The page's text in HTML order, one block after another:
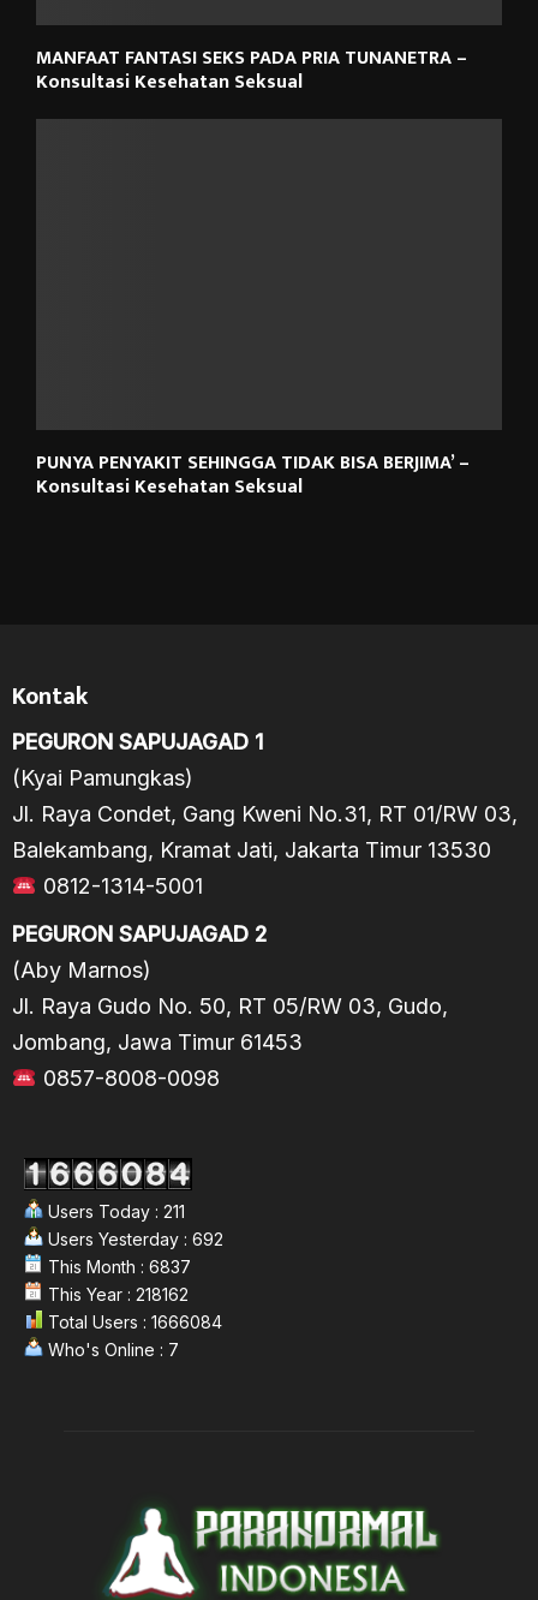
MANFAAT FANTASI SEKS PADA PRIA TUNANETRA –
Konsultasi Kesehatan Seksual
PUNYA PENYAKIT SEHINGGA TIDAK BISA BERJIMA’ –
Konsultasi Kesehatan Seksual
Kontak
PEGURON SAPUJAGAD 1
(Kyai Pamungkas)
Jl. Raya Condet, Gang Kweni No.31, RT 01/RW 03,
Balekambang, Kramat Jati, Jakarta Timur 13530
0812-1314-5001
PEGURON SAPUJAGAD 2
(Aby Marnos)
Jl. Raya Gudo No. 50, RT 05/RW 03, Gudo,
Jombang, Jawa Timur 61453
0857-8008-0098
Users Today : 211
Users Yesterday : 692
This Month : 6837
This Year : 218162
Total Users : 1666084
Who's Online : 7